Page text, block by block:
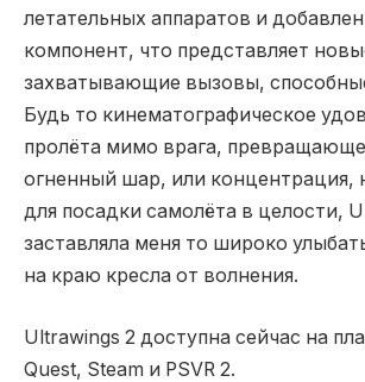
летательных аппаратов и
компонент, что представляет
захватывающие вызовы,
Будь то кинематографическое
пролёта мимо врага,
огненный шар, или концентрация,
для посадки самолёта в целости,
заставляла меня то широко
на краю кресла от волнения.
Ultrawings 2 доступна сейчас на
Quest, Steam и PSVR 2.